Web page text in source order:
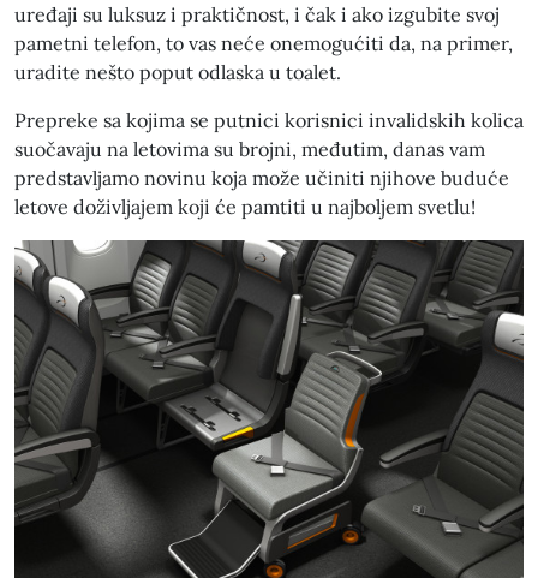
uređaji su luksuz i praktičnost, i čak i ako izgubite svoj
pametni telefon, to vas neće onemogućiti da, na primer,
uradite nešto poput odlaska u toalet.
Prepreke sa kojima se putnici korisnici invalidskih kolica
suočavaju na letovima su brojni, međutim, danas vam
predstavljamo novinu koja može učiniti njihove buduće
letove doživljajem koji će pamtiti u najboljem svetlu!